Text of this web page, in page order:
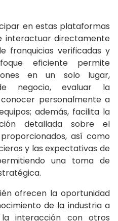
en estas plataformas
interactuar directamente
franquicias verificadas y
eficiente permite
en un solo lugar,
negocio, evaluar la
personalmente a
además, facilita la
detallada sobre el
así como
y las expectativas de
una toma de
ofrecen la oportunidad
de la industria a
interacción con otros